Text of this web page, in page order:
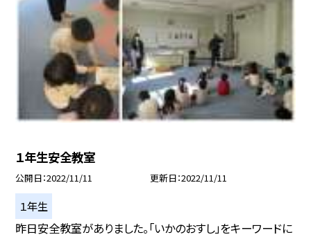
１年生安全教室
公開日 2022/11/11 更新日 2022/11/11
１年生
昨日安全教室がありました。「いかのおすし」をキーワードに